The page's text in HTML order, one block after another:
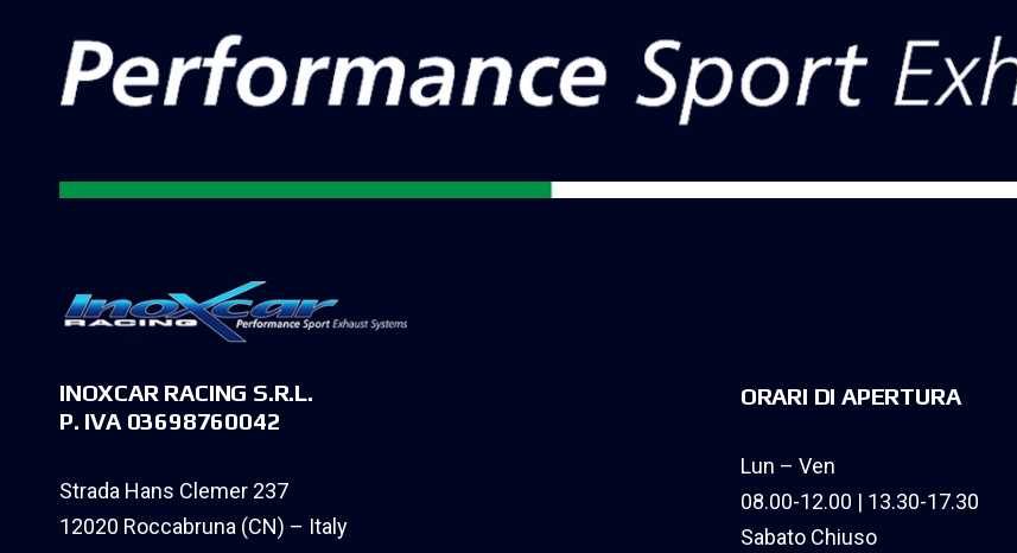
INOXCAR RACING S.R.L.
P. IVA 03698760042
Strada Hans Clemer 237
12020 Roccabruna (CN) – Italy
ORARI DI APERTURA
Lun – Ven
08.00-12.00 | 13.30-17.30
Sabato Chiuso